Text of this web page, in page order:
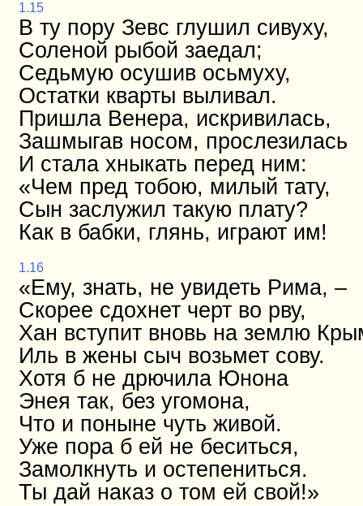
1.15
В ту пору Зевс глушил сивуху,
Соленой рыбой заедал;
Седьмую осушив осьмуху,
Остатки кварты выливал.
Пришла Венера, искривилась,
Зашмыгав носом, прослезилась
И стала хныкать перед ним:
«Чем пред тобою, милый тату,
Сын заслужил такую плату?
Как в бабки, глянь, играют им!
1.16
«Ему, знать, не увидеть Рима, –
Скорее сдохнет черт во рву,
Хан вступит вновь на землю
Иль в жены сыч возьмет сову.
Хотя б не дрючила Юнона
Энея так, без угомона,
Что и поныне чуть живой.
Уже пора б ей не беситься,
Замолкнуть и остепениться.
Ты дай наказ о том ей свой!»